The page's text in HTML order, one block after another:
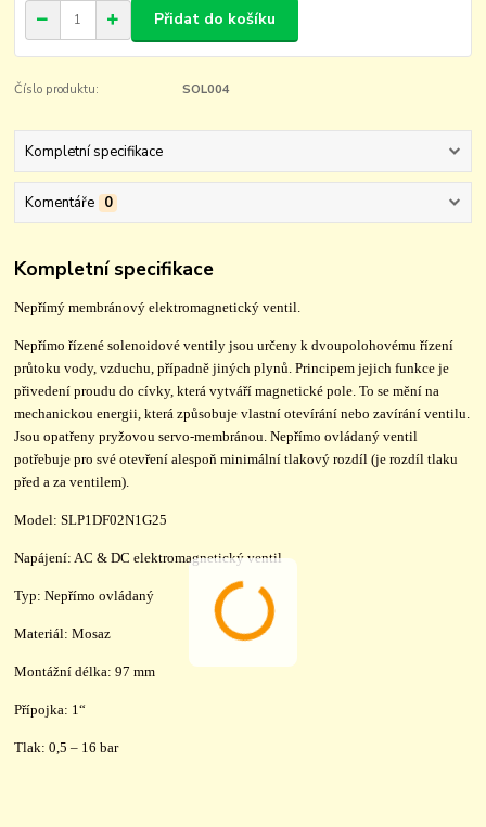
Přidat do košíku
Číslo produktu: SOL004
Kompletní specifikace
Komentáře 0
Kompletní specifikace
Nepřímý membránový elektromagnetický ventil.
Nepřímo řízené solenoidové ventily jsou určeny k dvoupolohovému řízení
průtoku vody, vzduchu, případně jiných plynů. Principem jejich funkce je
přivedení proudu do cívky, která vytváří magnetické pole. To se mění na
mechanickou energii, která způsobuje vlastní otevírání nebo zavírání ventilu.
Jsou opatřeny pryžovou servo-membránou. Nepřímo ovládaný ventil
potřebuje pro své otevření alespoň minimální tlakový rozdíl (je rozdíl tlaku
před a za ventilem).
Model: SLP1DF02N1G25
Napájení: AC & DC elektromagnetický ventil
Typ: Nepřímo ovládaný
Materiál: Mosaz
Montážní délka: 97 mm
Přípojka: 1“
Tlak: 0,5 – 16 bar